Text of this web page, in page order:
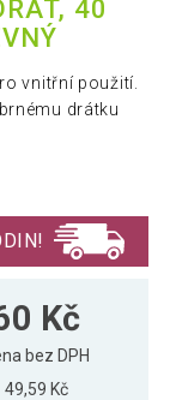
40
vnitřní použití.
drátku
Kč
bez DPH
49,59 Kč